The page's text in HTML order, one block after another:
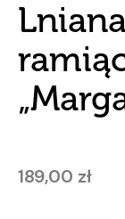
189,00 zł